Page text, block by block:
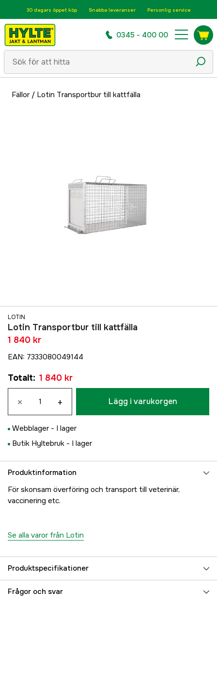
30 dagars öppet köp Snabba leveranser Personlig service
0345 - 400 00
Fällor/ Lotin Transportbur till kattfälla
LOTIN
Lotin Transportbur till kattfälla
1 840 kr
EAN: 7333080049144
Totalt: 1 840 kr
× + Lägg i varukorgen
Webblager - I lager
Butik Hyltebruk - I lager
Produktinformation
För skonsam överföring och transport till veterinär,
vaccinering etc.
Se alla varor från Lotin
Produktspecifikationer
Referensnummer 3000017781
Frågor och svar